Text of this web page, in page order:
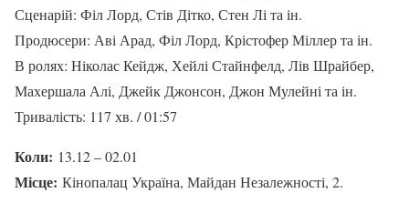
Сценарій: Філ Лорд, Стів Дітко, Стен Лі та ін.
Продюсери: Аві Арад, Філ Лорд, Крістофер Міллер та ін.
В ролях: Ніколас Кейдж, Хейлі Стайнфелд, Лів Шрайбер,
Махершала Алі, Джейк Джонсон, Джон Мулейні та ін.
Тривалість: 117 хв. / 01:57
Коли: 13.12 – 02.01
Місце: Кінопалац Україна, Майдан Незалежності, 2.